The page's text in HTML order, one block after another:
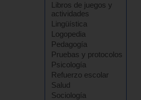
Libros de juegos y
actividades
Lingüística
Logopedia
Pedagogía
Pruebas y protocolos
Psicología
Refuerzo escolar
Salud
Sociología